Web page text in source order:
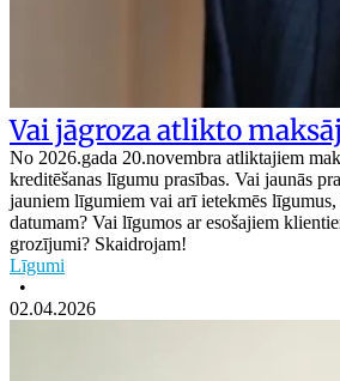
Vai jāgroza atlikto
No 2026.gada 20.novembra atliktajiem
kreditēšanas līgumu prasības. Vai jaunās
jauniem līgumiem vai arī ietekmēs
datumam? Vai līgumos ar esošajiem
grozījumi? Skaidrojam!
Līgumi
•
02.04.2026